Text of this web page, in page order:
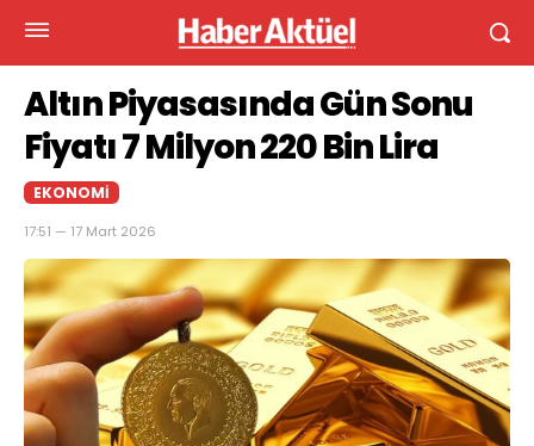
Altın Piyasasında Gün Sonu
Fiyatı 7 Milyon 220 Bin Lira
EKONOMI
17:51 — 17 Mart 2026